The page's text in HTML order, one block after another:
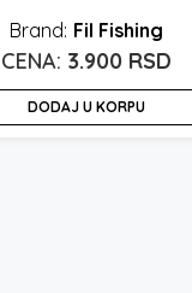
Fil Fishing
3.900 RSD
DODAJ U KORPU